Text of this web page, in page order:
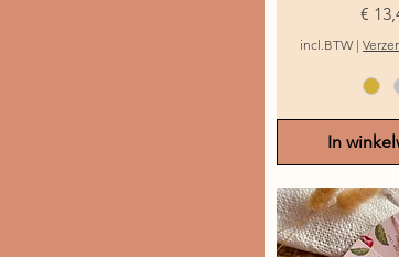
Prijs
€
incl.BTW |
In